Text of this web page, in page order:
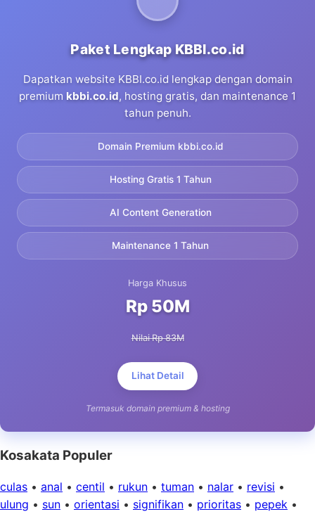
Paket Lengkap KBBI.co.id
Dapatkan website KBBI.co.id lengkap dengan domain
premium kbbi.co.id, hosting gratis, dan maintenance 1
tahun penuh.
Domain Premium kbbi.co.id
Hosting Gratis 1 Tahun
AI Content Generation
Maintenance 1 Tahun
Harga Khusus
Rp 50M
Nilai Rp 83M
Lihat Detail
Termasuk domain premium & hosting
Kosakata Populer
culas • anal • centil • rukun • tuman • nalar • revisi •
ulung • sun • orientasi • signifikan • prioritas • pepek •